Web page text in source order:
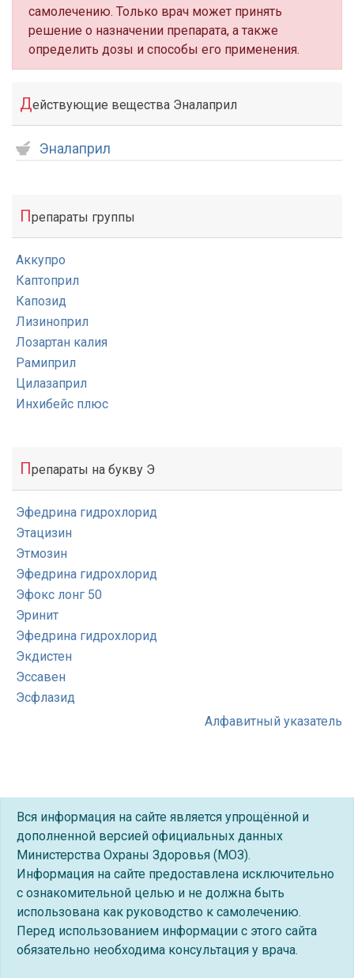
самолечению. Только врач может принять
решение о назначении препарата, а также
определить дозы и способы его применения.
Действующие вещества Эналаприл
Эналаприл
Препараты группы
Аккупро
Каптоприл
Капозид
Лизиноприл
Лозартан калия
Рамиприл
Цилазаприл
Инхибейс плюс
Препараты на букву Э
Эфедрина гидрохлорид
Этацизин
Этмозин
Эфедрина гидрохлорид
Эфокс лонг 50
Эринит
Эфедрина гидрохлорид
Экдистен
Эссавен
Эсфлазид
Алфавитный указатель
Вся информация на сайте является упрощённой и
дополненной версией официальных данных
Министерства Охраны Здоровья (МОЗ).
Информация на сайте предоставлена исключительно
с ознакомительной целью и не должна быть
использована как руководство к самолечению.
Перед использованием информации с этого сайта
обязательно необходима консультация у врача.